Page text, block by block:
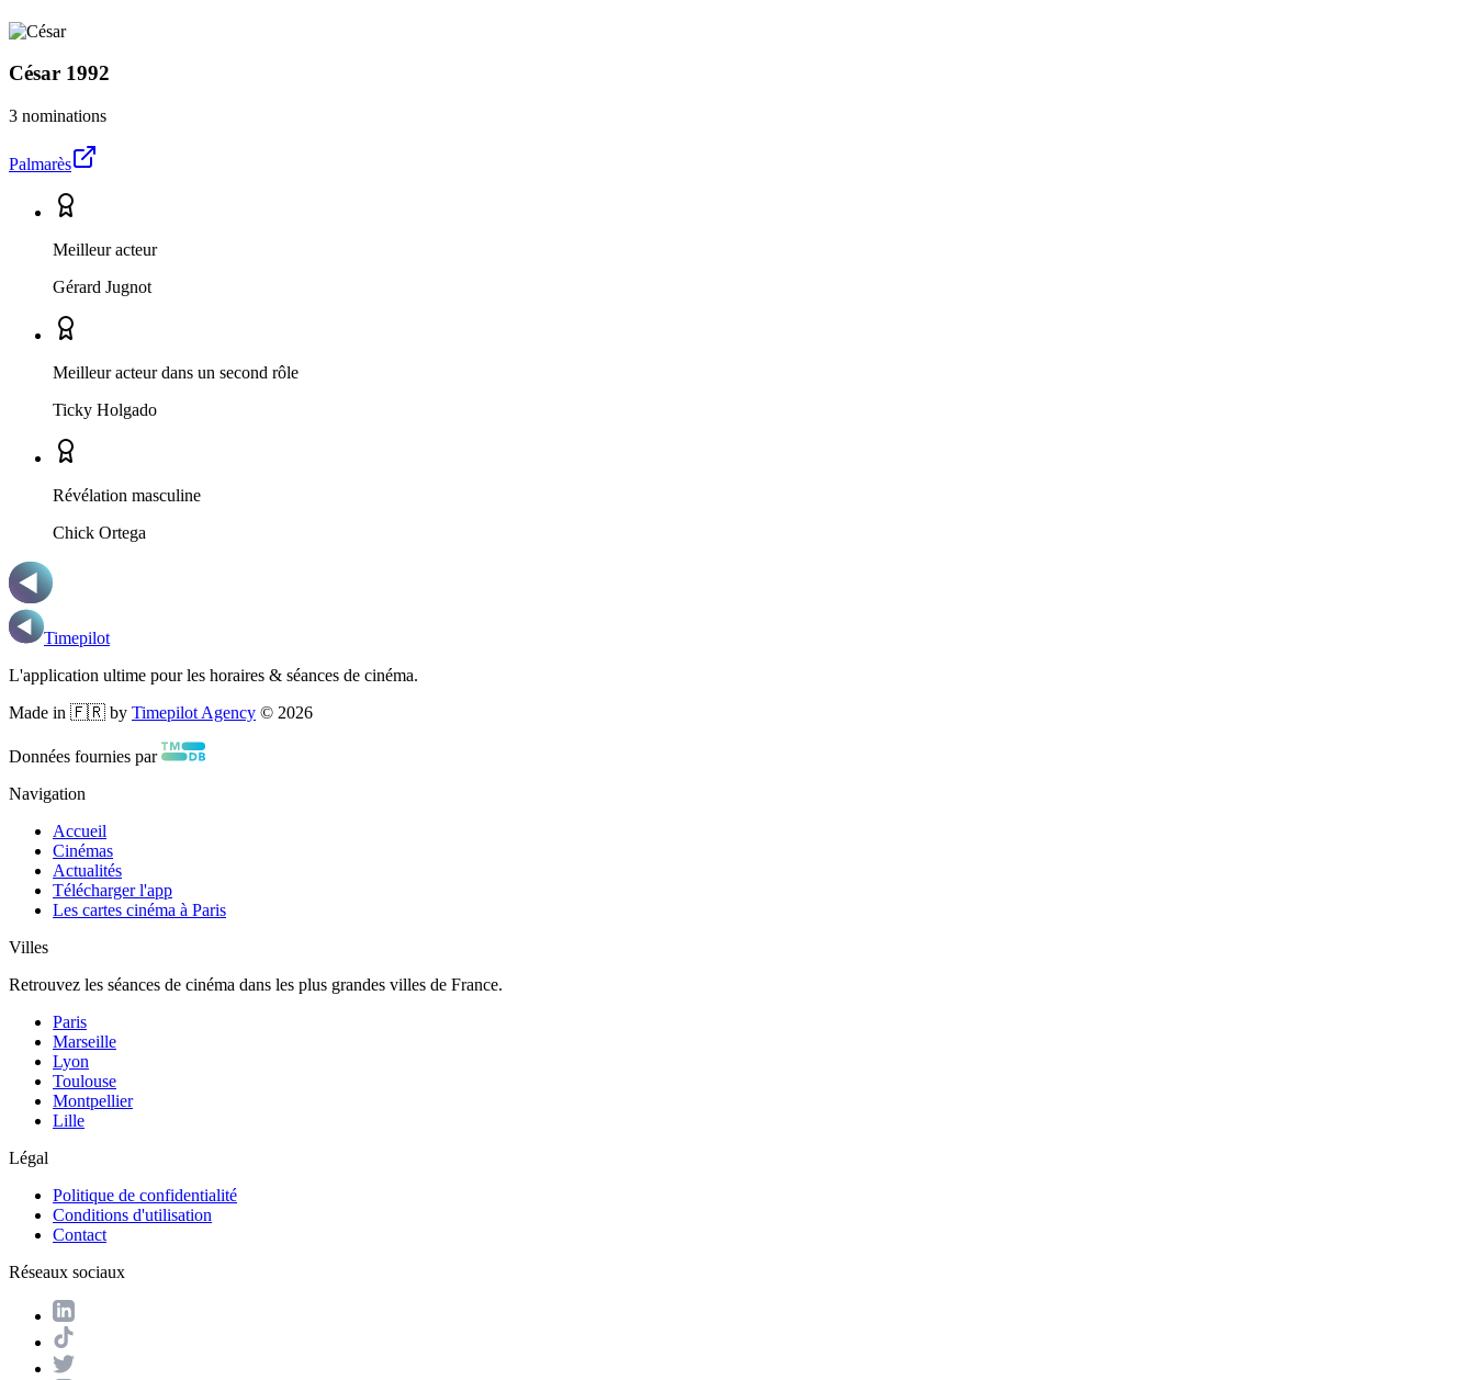
César 1992
3 nominations
Palmarès
Meilleur acteur
Gérard Jugnot
Meilleur acteur dans un second rôle
Ticky Holgado
Révélation masculine
Chick Ortega
Timepilot
L'application ultime pour les horaires & séances de cinéma.
Made in 🇫🇷 by Timepilot Agency © 2026
Données fournies par
Navigation
Accueil
Cinémas
Actualités
Télécharger l'app
Les cartes cinéma à Paris
Villes
Retrouvez les séances de cinéma dans les plus grandes villes de France.
Paris
Marseille
Lyon
Toulouse
Montpellier
Lille
Légal
Politique de confidentialité
Conditions d'utilisation
Contact
Réseaux sociaux